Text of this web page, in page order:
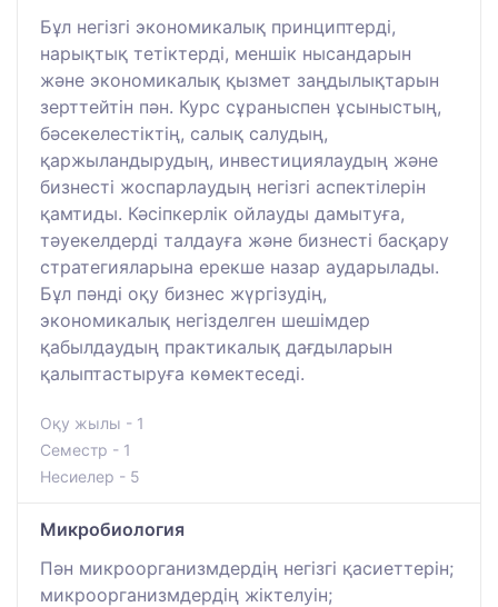
Бұл негізгі экономикалық принциптерді,
нарықтық тетіктерді, меншік нысандарын
және экономикалық қызмет заңдылықтарын
зерттейтін пән. Курс сұраныспен ұсыныстың,
бәсекелестіктің, салық салудың,
қаржыландырудың, инвестициялаудың және
бизнесті жоспарлаудың негізгі аспектілерін
қамтиды. Кәсіпкерлік ойлауды дамытуға,
тәуекелдерді талдауға және бизнесті басқару
стратегияларына ерекше назар аударылады.
Бұл пәнді оқу бизнес жүргізудің,
экономикалық негізделген шешімдер
қабылдаудың практикалық дағдыларын
қалыптастыруға көмектеседі.
Оқу жылы - 1
Семестр - 1
Несиелер - 5
Микробиология
Пән микроорганизмдердің негізгі қасиеттерін;
микроорганизмдердің жіктелуін;